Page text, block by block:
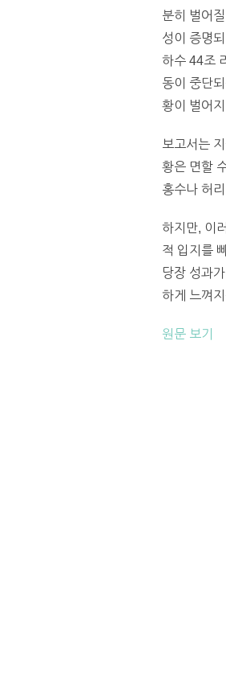
분히 벌어
성이 증명
하수 44조
동이 중단
황이 벌어
보고서는
황은 면할
홍수나 허
하지만, 이
적 입지를
당장 성과
하게 느껴
원문 보기